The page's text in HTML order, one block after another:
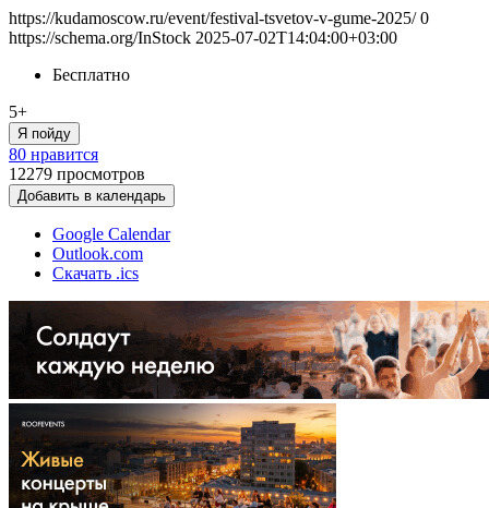
https://kudamoscow.ru/event/festival-tsvetov-v-gume-2025/ 0
https://schema.org/InStock 2025-07-02T14:04:00+03:00
Бесплатно
5+
Я пойду
80 нравится
12279 просмотров
Добавить в календарь
Google Calendar
Outlook.com
Скачать .ics